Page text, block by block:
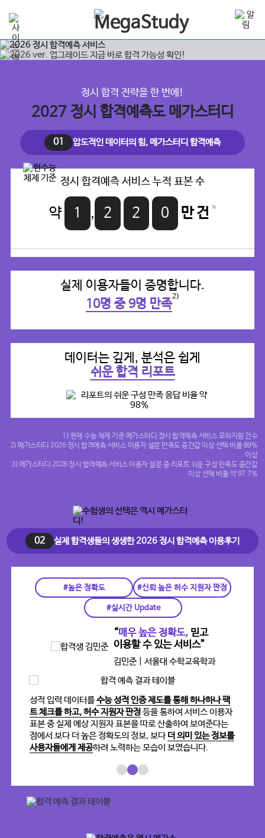
정시 합격 전략을 한 번에!
2027 정시 합격예측도 메가스터디
01 압도적인 데이터의 힘, 메가스터디 합격예측
정시 합격예측 서비스 누적 표본 수
약 1 , 2 2 0 만 건 1)
실제 이용자들이 증명합니다.
10명 중 9명 만족2)
데이터는 깊게, 분석은 쉽게
쉬운 합격 리포트
1) 현재 수능 체제 기준 메가스터디 정시 합격예측 서비스 모의지원 건수
2) 메가스터디 2026 정시 합격예측 서비스 이용자 설문 만족도 중간값 이상 선택 비율 89%
이상
3) 메가스터디 2026 정시 합격예측 서비스 이용자 설문 중 리포트 쉬운 구성 만족도 중간값
이상 선택 비율 약 97.7%
02 실제 합격생들의 생생한 2026 정시 합격예측 이용후기
#높은 정확도 #신뢰 높은 허수 지원자 판정
#실시간 Update
“매우 높은 정확도, 믿고
이용할 수 있는 서비스”
김민준 | 서울대 수학교육학과
성적 입력 데이터를수능 성적 인증 제도를 통해 하나하나 팩
트 체크를 하고, 허수 지원자 판정등을 통하여 서비스 이용자
표본 중 실제 예상 지원자 표본을 따로 산출하여 보여준다는
점에서 보다 더 높은 정확도의 정보, 보다더 의미 있는 정보를
사용자들에게 제공하려 노력하는 모습이 보였습니다.